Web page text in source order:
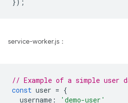
service-worker.js：
// Example of a simple user
const user = {
username :
'demo-user'